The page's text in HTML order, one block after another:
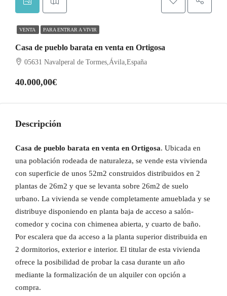
VENTA PARA ENTRAR A VIVIR
Casa de pueblo barata en venta en Ortigosa
05631 Navalperal de Tormes,Ávila,España
40.000,00€
Descripción
Casa de pueblo barata en venta en Ortigosa. Ubicada en
una población rodeada de naturaleza, se vende esta vivienda
con superficie de unos 52m2 construidos distribuidos en 2
plantas de 26m2 y que se levanta sobre 26m2 de suelo
urbano. La vivienda se vende completamente amueblada y se
distribuye disponiendo en planta baja de acceso a salón-
comedor y cocina con chimenea abierta, y cuarto de baño.
Por escalera que da acceso a la planta superior distribuida en
2 dormitorios, exterior e interior. El titular de esta vivienda
ofrece la posibilidad de probar la casa durante un año
mediante la formalización de un alquiler con opción a
compra.